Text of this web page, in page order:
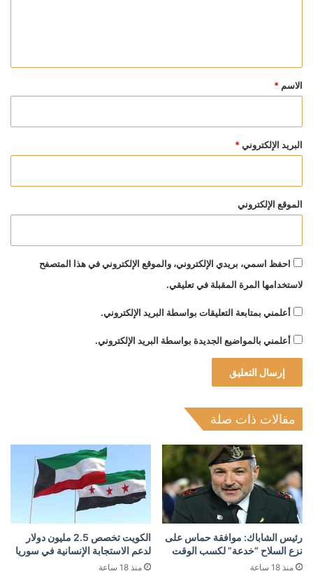
*
الاسم *
البريد الإلكتروني *
الموقع الإلكتروني
احفظ اسمي، بريدي الإلكتروني، والموقع الإلكتروني في هذا المتصفح
لاستخدامها المرة المقبلة في تعليقي.
أعلمني بمتابعة التعليقات بواسطة البريد الإلكتروني.
أعلمني بالمواضيع الجديدة بواسطة البريد الإلكتروني.
مقالات ذات صلة
رئيس الشاباك: موافقة حماس على
نزع السلاح “خدعة” لكسب الوقت
منذ 18 ساعة
الكويت تخصص 2.5 مليون دولار
لدعم الاستجابة الإنسانية في سوريا
منذ 18 ساعة